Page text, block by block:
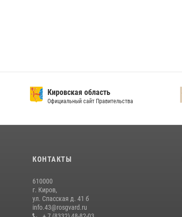
Кировская область
Официальный сайт Правительства
КОНТАКТЫ
610000
г. Киров,
ул. Спасская д. 41 б
info.43@rosgvard.ru